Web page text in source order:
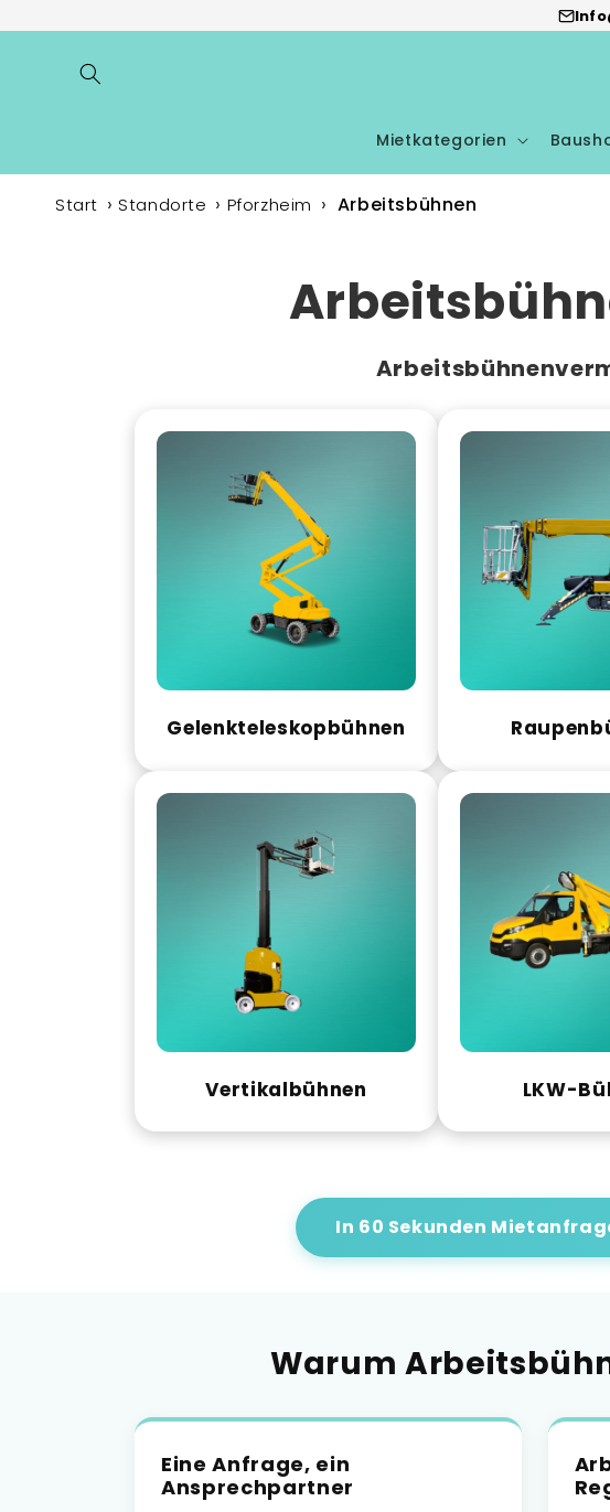
Direkt
Inhalt
Mietkategorien
Start Standorte Pforzheim Arbeitsbühnen
Gelenkteleskopbühnen
Vertikalbühnen LKW-
In 60 Sekunden
Warum
Eine Anfrage, ein
Ansprechpartner